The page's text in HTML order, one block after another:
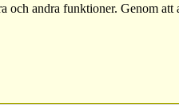
andra funktioner. Genom